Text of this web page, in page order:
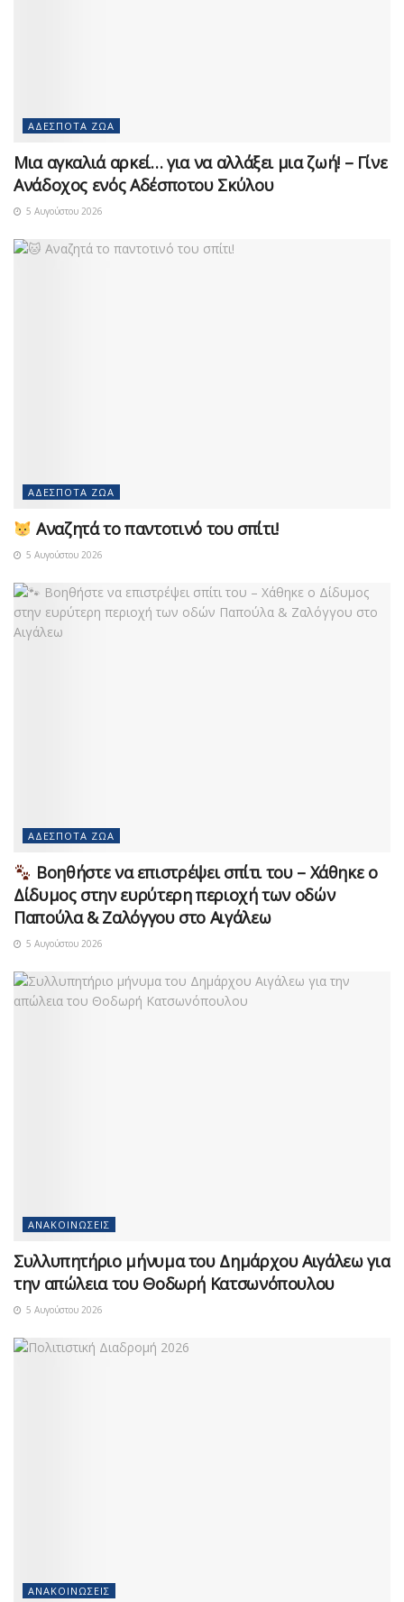
ΑΔΈΣΠΟΤΑ ΖΏΑ
Μια αγκαλιά αρκεί… για να αλλάξει μια ζωή! – Γίνε
Ανάδοχος ενός Αδέσποτου Σκύλου
5 Αυγούστου 2026
ΑΔΈΣΠΟΤΑ ΖΏΑ
Αναζητά το παντοτινό του σπίτι!
5 Αυγούστου 2026
ΑΔΈΣΠΟΤΑ ΖΏΑ
Βοηθήστε να επιστρέψει σπίτι του – Χάθηκε ο
Δίδυμος στην ευρύτερη περιοχή των οδών
Παπούλα & Ζαλόγγου στο Αιγάλεω
5 Αυγούστου 2026
ΑΝΑΚΟΙΝΏΣΕΙΣ
Συλλυπητήριο μήνυμα του Δημάρχου Αιγάλεω για
την απώλεια του Θοδωρή Κατσωνόπουλου
5 Αυγούστου 2026
ΑΝΑΚΟΙΝΏΣΕΙΣ